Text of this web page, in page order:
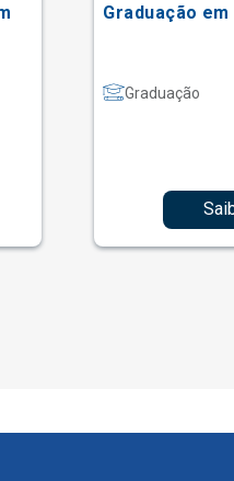
Graduação
Graduação